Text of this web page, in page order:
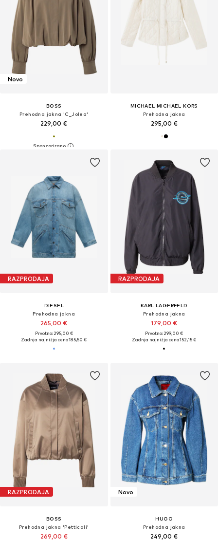
Novo
BOSS
Prehodna jakna 'C_Jolea'
229,00 €
MICHAEL MICHAEL KORS
Prehodna jakna
295,00 €
RAZPRODAJA
DIESEL
Prehodna jakna
265,00 €
Prvotno: 295,00 €
Zadnja najnižja cena185,50 €
RAZPRODAJA
KARL LAGERFELD
Prehodna jakna
179,00 €
Prvotno: 299,00 €
Zadnja najnižja cena152,15 €
RAZPRODAJA
BOSS
Prehodna jakna 'Petticali'
269,00 €
Novo
HUGO
Prehodna jakna
249,00 €